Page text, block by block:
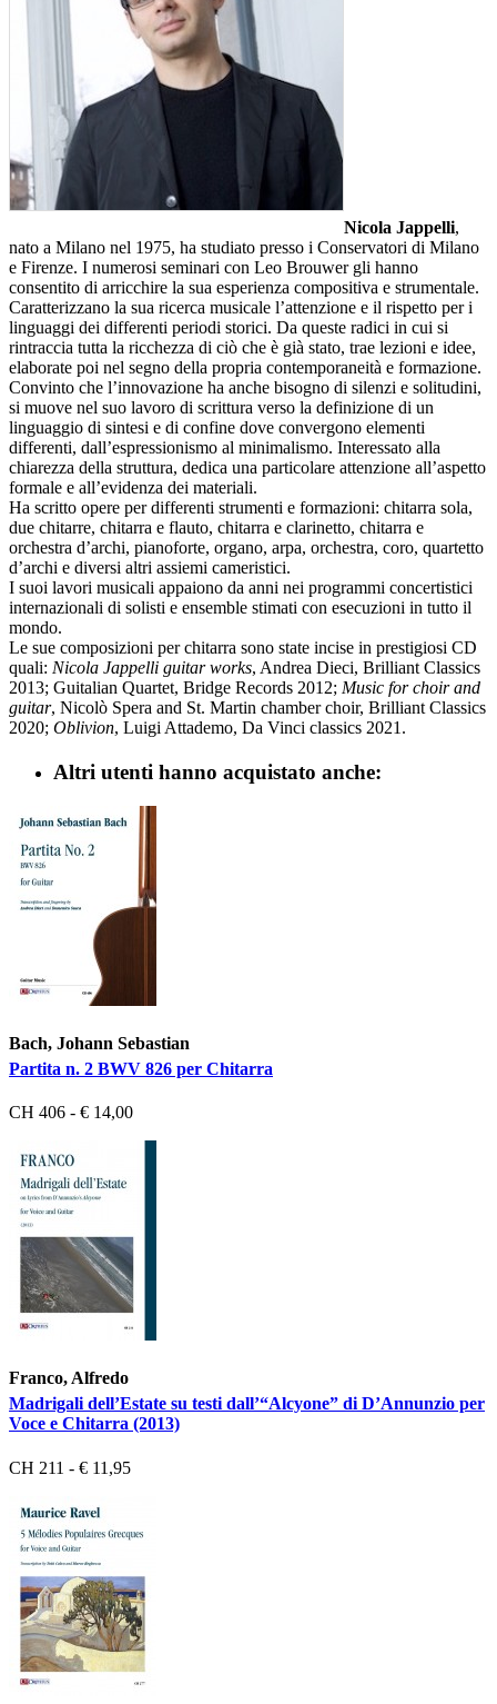
Nicola Jappelli,
nato a Milano nel 1975, ha studiato presso i Conservatori di Milano
e Firenze. I numerosi seminari con Leo Brouwer gli hanno
consentito di arricchire la sua esperienza compositiva e strumentale.
Caratterizzano la sua ricerca musicale l’attenzione e il rispetto per i
linguaggi dei differenti periodi storici. Da queste radici in cui si
rintraccia tutta la ricchezza di ciò che è già stato, trae lezioni e idee,
elaborate poi nel segno della propria contemporaneità e formazione.
Convinto che l’innovazione ha anche bisogno di silenzi e solitudini,
si muove nel suo lavoro di scrittura verso la definizione di un
linguaggio di sintesi e di confine dove convergono elementi
differenti, dall’espressionismo al minimalismo. Interessato alla
chiarezza della struttura, dedica una particolare attenzione all’aspetto
formale e all’evidenza dei materiali.
Ha scritto opere per differenti strumenti e formazioni: chitarra sola,
due chitarre, chitarra e flauto, chitarra e clarinetto, chitarra e
orchestra d’archi, pianoforte, organo, arpa, orchestra, coro, quartetto
d’archi e diversi altri assiemi cameristici.
I suoi lavori musicali appaiono da anni nei programmi concertistici
internazionali di solisti e ensemble stimati con esecuzioni in tutto il
mondo.
Le sue composizioni per chitarra sono state incise in prestigiosi CD
quali: Nicola Jappelli guitar works, Andrea Dieci, Brilliant Classics
2013; Guitalian Quartet, Bridge Records 2012; Music for choir and
guitar, Nicolò Spera and St. Martin chamber choir, Brilliant Classics
2020; Oblivion, Luigi Attademo, Da Vinci classics 2021.
Altri utenti hanno acquistato anche:
Bach, Johann Sebastian
Partita n. 2 BWV 826 per Chitarra
CH 406 - € 14,00
Franco, Alfredo
Madrigali dell’Estate su testi dall’“Alcyone” di D’Annunzio per
Voce e Chitarra (2013)
CH 211 - € 11,95